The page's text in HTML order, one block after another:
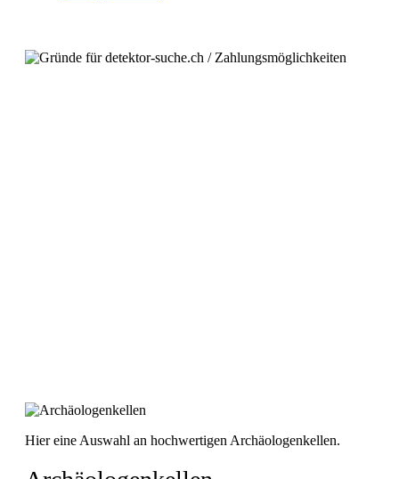
Hier eine Auswahl an hochwertigen Archäologenkellen.